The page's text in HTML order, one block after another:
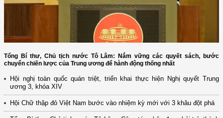
Tổng Bí thư, Chủ tịch nước Tô Lâm: Nắm vững các quyết sách, bước
chuyển chiến lược của Trung ương để hành động thống nhất
Hội nghị toàn quốc quán triệt, triển khai thực hiện Nghị quyết Trung
ương 3, khóa XIV
Hội Chữ thập đỏ Việt Nam bước vào nhiệm kỳ mới với 3 khâu đột phá